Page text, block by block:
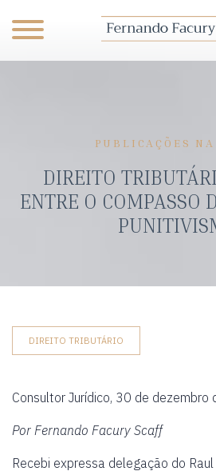
PUBLICAÇÕES
DIREITO
ENTRE O COMPASSO
DIREITO TRIBUTÁRIO
Consultor Jurídico, 30 de dezembro
Por Fernando Facury Scaff
Recebi expressa delegação do